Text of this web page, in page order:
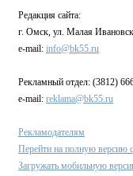
Редакция сайта:
г. Омск, ул. Малая
e-mail: info@bk55.ru
Рекламный отдел: (3812)
e-mail: reklama@bk55.ru
Рекламодателям
Перейти на полную версию
Загружать мобильную